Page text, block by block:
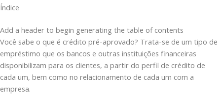
Índice
Add a header to begin generating the table of contents
Você sabe o que é crédito pré-aprovado? Trata-se de um tipo de
empréstimo que os bancos e outras instituições financeiras
disponibilizam para os clientes, a partir do perfil de crédito de
cada um, bem como no relacionamento de cada um com a
empresa.